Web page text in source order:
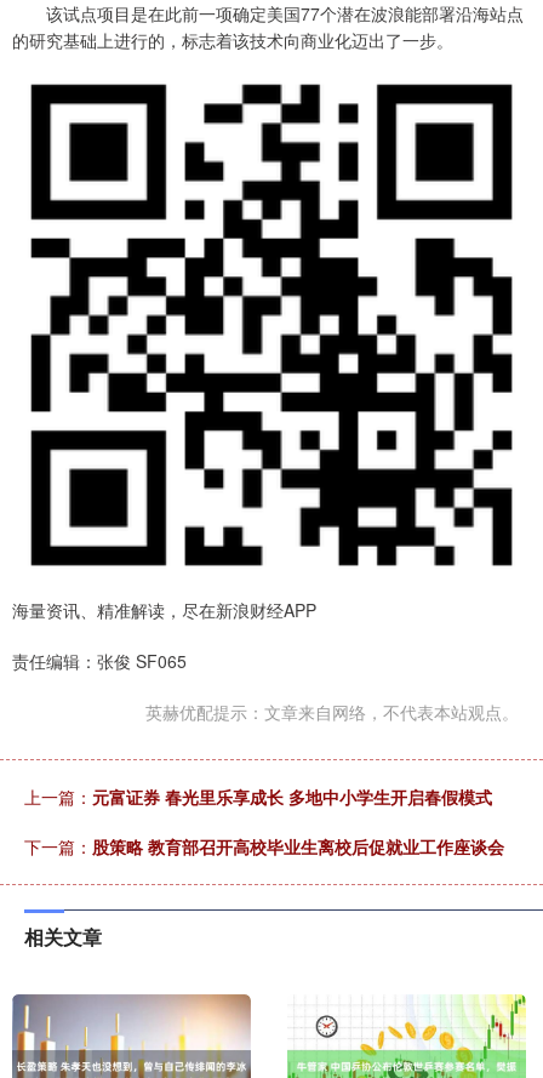
该试点项目是在此前一项确定美国77个潜在波浪能部署沿海站点
的研究基础上进行的，标志着该技术向商业化迈出了一步。
海量资讯、精准解读，尽在新浪财经APP
责任编辑：张俊 SF065
英赫优配提示：文章来自网络，不代表本站观点。
上一篇： 元富证券 春光里乐享成长 多地中小学生开启春假模式
下一篇： 股策略 教育部召开高校毕业生离校后促就业工作座谈会
相关文章